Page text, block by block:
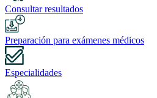
Consultar resultados
Preparación para exámenes médicos
Especialidades